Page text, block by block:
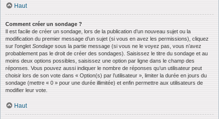
Haut
Comment créer un sondage ?
Il est facile de créer un sondage, lors de la publication d’un nouveau sujet ou la
modification du premier message d’un sujet (si vous en avez les permissions), cliquez
sur l’onglet Sondage sous la partie message (si vous ne le voyez pas, vous n’avez
probablement pas le droit de créer des sondages). Saisissez le titre du sondage et au
moins deux options possibles, saisissez une option par ligne dans le champ des
réponses. Vous pouvez aussi indiquer le nombre de réponses qu’un utilisateur peut
choisir lors de son vote dans « Option(s) par l’utilisateur », limiter la durée en jours du
sondage (mettre « 0 » pour une durée illimitée) et enfin permettre aux utilisateurs de
modifier leur vote.
Haut